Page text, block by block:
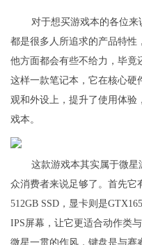
对于想买游戏本的各位
都是很多人所追求的产品特性
他方面都会有些不给力，毕竟
这样一款笔记本，它在核心硬
观和外设上，提升了使用体验
戏本。
这款游戏本其实属于微
众消费者来说足够了。首先它
512GB SSD，显卡则是
IPS屏幕，让它更适合动作类
微星一贯的作风，键盘是与赛